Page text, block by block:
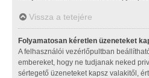
Vissza a tetejére
Folyamatosan kéretlen üzeneteket
A felhasználói vezérlőpultban
embereket, hogy ne tudjanak neked
sértegető üzeneteket kapsz valakitől,